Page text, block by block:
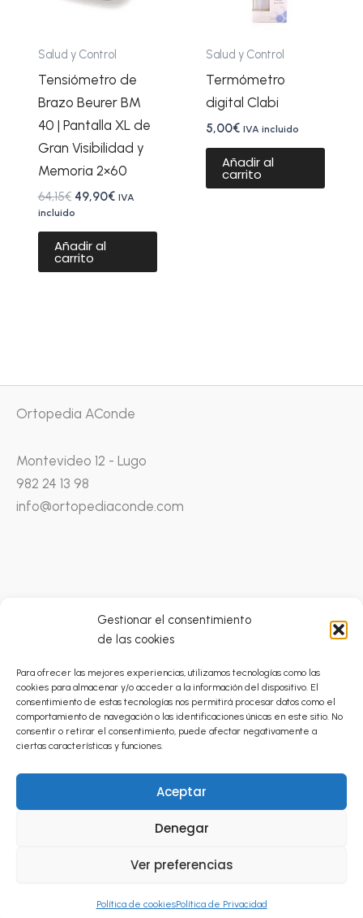
Gestionar el consentimiento
de las cookies
Para ofrecer las mejores experiencias, utilizamos tecnologías como las
cookies para almacenar y/o acceder a la información del dispositivo. El
consentimiento de estas tecnologías nos permitirá procesar datos como el
comportamiento de navegación o las identificaciones únicas en este sitio. No
consentir o retirar el consentimiento, puede afectar negativamente a
ciertas características y funciones.
Aceptar
Denegar
Ver preferencias
Política de cookiesPolítica de Privacidad
Salud y Control
Tensiómetro de
Brazo Beurer BM
40 | Pantalla XL de
Gran Visibilidad y
Memoria 2×60
64,15€ 49,90€ IVA
incluido
Añadir al
carrito
Salud y Control
Termómetro
digital Clabi
5,00€ IVA incluido
Añadir al
carrito
Ortopedia AConde
Montevideo 12 - Lugo
982 24 13 98
info@ortopediaconde.com
Catálogo Prestaciones Ortoprótesicas
Política de Privacidad
Envíos
Cancelaciones y Devoluciones